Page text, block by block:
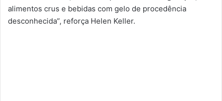
alimentos crus e bebidas com gelo de procedência
desconhecida”, reforça Helen Keller.